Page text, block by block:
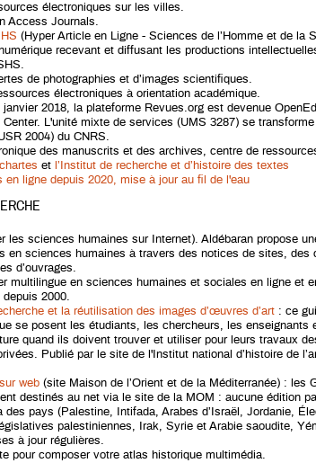
électroniques sur les villes.
Access Journals.
(Hyper Article en Ligne - Sciences de l’Homme et de la
recevant et diffusant les productions
de photographies et d’images scientifiques.
électroniques à orientation académique.
2018, la plateforme Revues.org est devenue
L'unité mixte de services (UMS 3287) se
2004) du CNRS.
des manuscrits et des archives, centre de
et l’Institut de recherche et d’histoire des textes
en ligne depuis 2020, mise à jour au fil de l'eau
les sciences humaines sur Internet). Aldébaran propose
en sciences humaines à travers des notices de sites, des
d’ouvrages.
multilingue en sciences humaines et sociales en ligne et
2000.
et la réutilisation des images d’œuvres d’art : ce
se posent les étudiants, les chercheurs, les enseignants
quand ils doivent trouver et utiliser pour leurs travaux
Publié par le site de l'Institut national d’histoire de
web (site Maison de l’Orient et de la Méditerranée) : les
destinés au net via le site de la MOM : aucune édition
pays (Palestine, Intifada, Arabes d’Israël, Jordanie,
palestiniennes, Irak, Syrie et Arabie saoudite,
à jour régulières.
pour composer votre atlas historique multimédia.